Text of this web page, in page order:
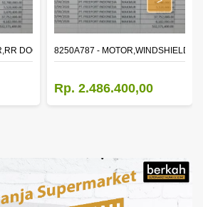
DOOR WINDOW,RH
8250A787 - MOTOR,WINDSHIELD
Rp. 2.486.400,00